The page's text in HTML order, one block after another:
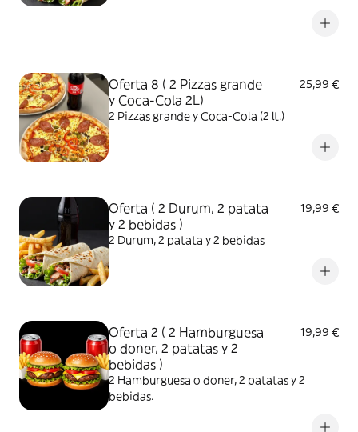
Oferta 8 ( 2 Pizzas grande
y Coca-Cola 2L)
25,99 €
2 Pizzas grande y Coca-Cola (2 lt.)
Oferta ( 2 Durum, 2 patata
y 2 bebidas )
19,99 €
2 Durum, 2 patata y 2 bebidas
Oferta 2 ( 2 Hamburguesa
o doner, 2 patatas y 2
bebidas )
19,99 €
2 Hamburguesa o doner, 2 patatas y 2
bebidas.